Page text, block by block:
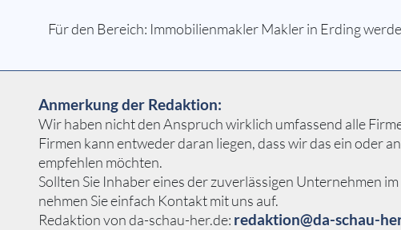
Für den Bereich: Immobilienmakler Makler in Erding
Anmerkung der Redaktion:
Wir haben nicht den Anspruch wirklich umfassend alle
Firmen kann entweder daran liegen, dass wir das ein oder
empfehlen möchten.
Sollten Sie Inhaber eines der zuverlässigen Unternehmen
nehmen Sie einfach Kontakt mit uns auf.
Redaktion von da-schau-her.de: redaktion@da-schau-